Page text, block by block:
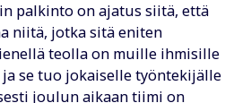
palkinto on ajatus siitä, että
niitä, jotka sitä eniten
teolla on muille ihmisille
se tuo jokaiselle työntekijälle
joulun aikaan tiimi on